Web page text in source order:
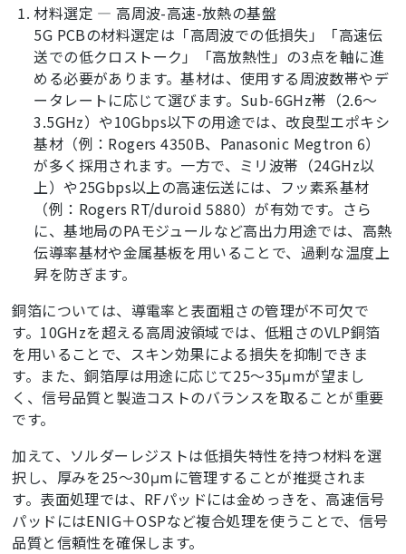
材料選定 ― 高周波-高速-放熱の基盤
5G PCBの材料選定は「高周波での低損失」「高速伝
送での低クロストーク」「高放熱性」の3点を軸に進
める必要があります。基材は、使用する周波数帯やデ
ータレートに応じて選びます。Sub-6GHz帯（2.6～
3.5GHz）や10Gbps以下の用途では、改良型エポキシ
基材（例：Rogers 4350B、Panasonic Megtron 6）
が多く採用されます。一方で、ミリ波帯（24GHz以
上）や25Gbps以上の高速伝送には、フッ素系基材
（例：Rogers RT/duroid 5880）が有効です。さら
に、基地局のPAモジュールなど高出力用途では、高熱
伝導率基材や金属基板を用いることで、過剰な温度上
昇を防ぎます。
銅箔については、導電率と表面粗さの管理が不可欠で
す。10GHzを超える高周波領域では、低粗さのVLP銅箔
を用いることで、スキン効果による損失を抑制できま
す。また、銅箔厚は用途に応じて25～35μmが望まし
く、信号品質と製造コストのバランスを取ることが重要
です。
加えて、ソルダーレジストは低損失特性を持つ材料を選
択し、厚みを25～30μmに管理することが推奨されま
す。表面処理では、RFパッドには金めっきを、高速信号
パッドにはENIG＋OSPなど複合処理を使うことで、信号
品質と信頼性を確保します。